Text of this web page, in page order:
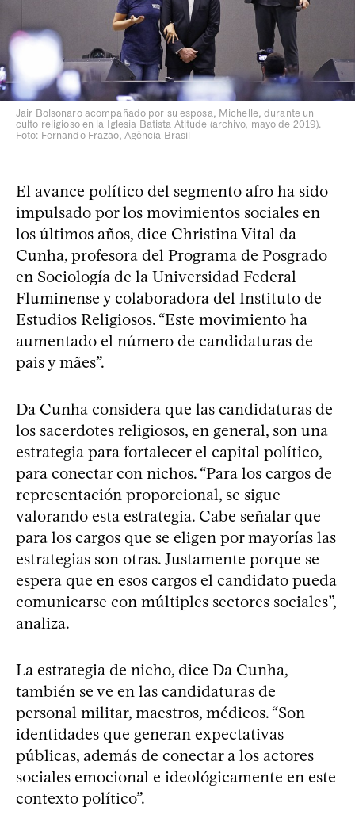
Jair Bolsonaro acompañado por su esposa, Michelle, durante un
culto religioso en la Iglesia Batista Atitude (archivo, mayo de 2019).
Foto: Fernando Frazão, Agência Brasil
El avance político del segmento afro ha sido
impulsado por los movimientos sociales en
los últimos años, dice Christina Vital da
Cunha, profesora del Programa de Posgrado
en Sociología de la Universidad Federal
Fluminense y colaboradora del Instituto de
Estudios Religiosos. “Este movimiento ha
aumentado el número de candidaturas de
pais y mães”.
Da Cunha considera que las candidaturas de
los sacerdotes religiosos, en general, son una
estrategia para fortalecer el capital político,
para conectar con nichos. “Para los cargos de
representación proporcional, se sigue
valorando esta estrategia. Cabe señalar que
para los cargos que se eligen por mayorías las
estrategias son otras. Justamente porque se
espera que en esos cargos el candidato pueda
comunicarse con múltiples sectores sociales”,
analiza.
La estrategia de nicho, dice Da Cunha,
también se ve en las candidaturas de
personal militar, maestros, médicos. “Son
identidades que generan expectativas
públicas, además de conectar a los actores
sociales emocional e ideológicamente en este
contexto político”.